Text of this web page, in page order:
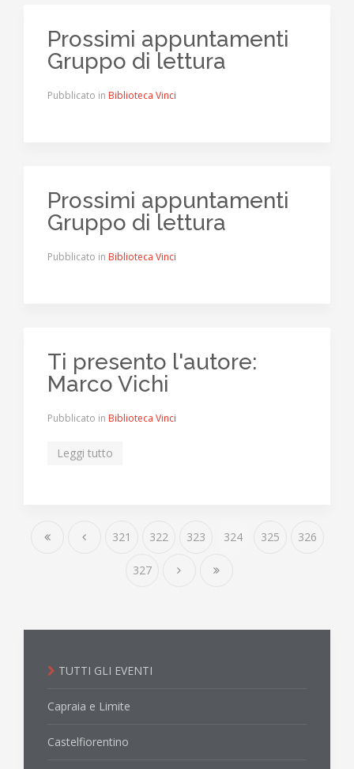
Prossimi appuntamenti
Gruppo di lettura
Pubblicato in Biblioteca Vinci
Prossimi appuntamenti
Gruppo di lettura
Pubblicato in Biblioteca Vinci
Ti presento l'autore:
Marco Vichi
Pubblicato in Biblioteca Vinci
Leggi tutto
321 322 323 324 325 326
327
TUTTI GLI EVENTI
Capraia e Limite
Castelfiorentino